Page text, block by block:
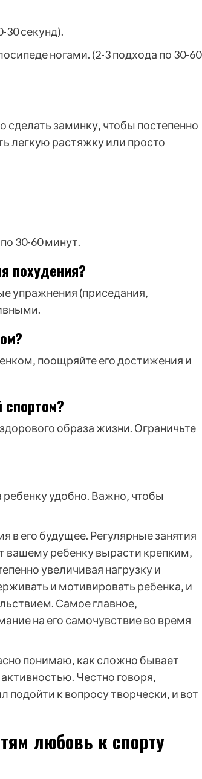
30 секунд).
ногами. (2-3 подхода по 30-60
заминку‚ чтобы постепенно
легкую растяжку или просто
30-60 минут.
похудения?
упражнения (приседания‚
поощряйте его достижения и
образа жизни. Ограничьте
удобно. Важно‚ чтобы
в его будущее. Регулярные занятия
вашему ребенку вырасти крепким‚
увеличивая нагрузку и
и мотивировать ребенка‚ и
Самое главное‚
на его самочувствие во время
понимаю‚ как сложно бывает
Честно говоря‚
к вопросу творчески‚ и вот
любовь к спорту